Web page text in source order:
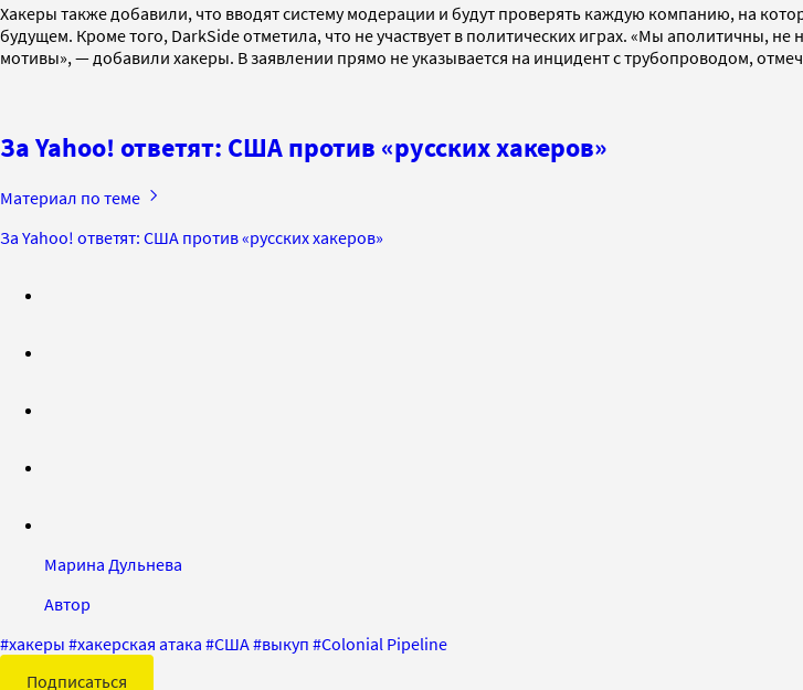
Хакеры также добавили, что вводят систему модерации и будут проверять каждую компанию, на
будущем. Кроме того, DarkSide отметила, что не участвует в политических играх. «Мы аполитичны,
мотивы», — добавили хакеры. В заявлении прямо не указывается на инцидент с трубопроводом,
За Yahoo! ответят: США против «русских хакеров»
Материал по теме
За Yahoo! ответят: США против «русских хакеров»
Марина Дульнева
Автор
#хакеры #хакерская атака #США#выкуп #Colonial Pipeline
Подписаться